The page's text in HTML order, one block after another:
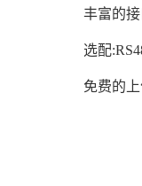
丰富的
选配
免费的